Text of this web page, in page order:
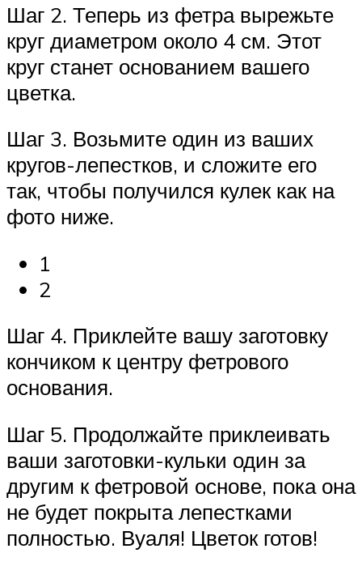
Шаг 2. Теперь из фетра вырежьте
круг диаметром около 4 см. Этот
круг станет основанием вашего
цветка.
Шаг 3. Возьмите один из ваших
кругов-лепестков, и сложите его
так, чтобы получился кулек как на
фото ниже.
1
2
Шаг 4. Приклейте вашу заготовку
кончиком к центру фетрового
основания.
Шаг 5. Продолжайте приклеивать
ваши заготовки-кульки один за
другим к фетровой основе, пока она
не будет покрыта лепестками
полностью. Вуаля! Цветок готов!